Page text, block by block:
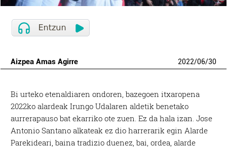
Aizpea Amas Agirre 2022/06/30
Bi urteko etenaldiaren ondoren, bazegoen itxaropena
2022ko alardeak Irungo Udalaren aldetik benetako
aurrerapauso bat ekarriko ote zuen. Ez da hala izan. Jose
Antonio Santano alkateak ez dio harrerarik egin Alarde
Parekideari, baina tradizio duenez, bai, ordea, alarde